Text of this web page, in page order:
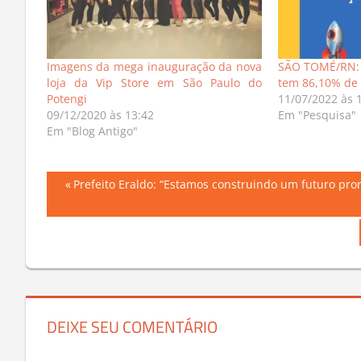
Imagens da mega inauguração da nova
loja da Vip Store em São Paulo do
Potengi
09/12/2020 às 13:42
Em "Blog Antigo"
SÃO TOMÉ/
tem 86,10%
11/07/2022 às
Em "Pesquisa"
Navegação
de
Previous
Prefeito Eraldo: “Estamos construindo um futuro
DEIXE SEU COMENTÁRIO